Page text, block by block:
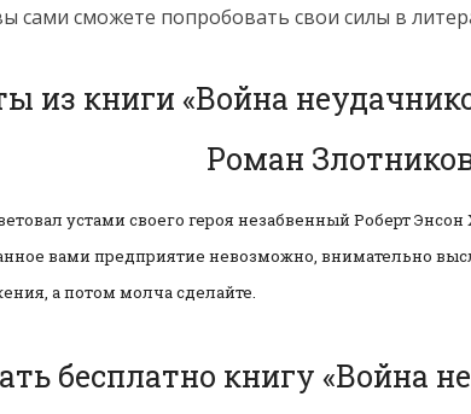
сами сможете попробовать свои силы в
из книги «Война
Роман
устами своего героя незабвенный Роберт
вами предприятие невозможно, внимательно
а потом молча сделайте.
бесплатно книгу «Война